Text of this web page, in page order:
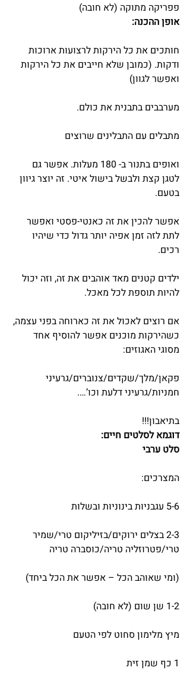
פפריקה מתוקה (לא חובה)
אופן ההכנה:
חותכים את כל הירקות לרצועות ארוכות
ודקות. (כמובן שלא חייבים את כל הירקות
ואפשר לגוון)
מערבבים בתבנית את כולם.
מתבלים עם התבלינים שרוצים
ואופים בתנור ב- 180 מעלות. אפשר גם
לטגן קצת ולבשל בישול איטי. זה יוצר גיוון
בטעם.
אפשר להכין את זה כאנטי-פסטי ואפשר
לתת לזה זמן אפיה יותר גדול כדי שיהיו
רכים.
ילדים קטנים מאד אוהבים את זה, וזה יכול
להיות תוספת לכל מאכל.
אם רוצים לאכול את זה כארוחה בפני עצמה,
כשהירקות מוכנים אפשר להוסיף אחד
מסוגי האגוזים:
פקאן/מלך/שקדים/צנוברים/גרעיני
חמניות/גרעיני דלעת וכו’….
בתיאבון!!!
דוגמא לסלטים חיים:
סלט ערבי
המצרכים:
5-6 עגבניות בינוניות ובשלות
2-3 בצלים ירוקים/בזיליקום טרי/שמיר
טרי/פטרוזליה טריה/כוסברה טריה
(ומי שאוהב הכל – אפשר את הכל ביחד)
1-2 שן שום (לא חובה)
מיץ מלימון סחוט לפי הטעם
1 כף שמן זית